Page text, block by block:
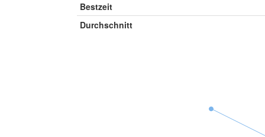
Bestzeit
Durchschnitt